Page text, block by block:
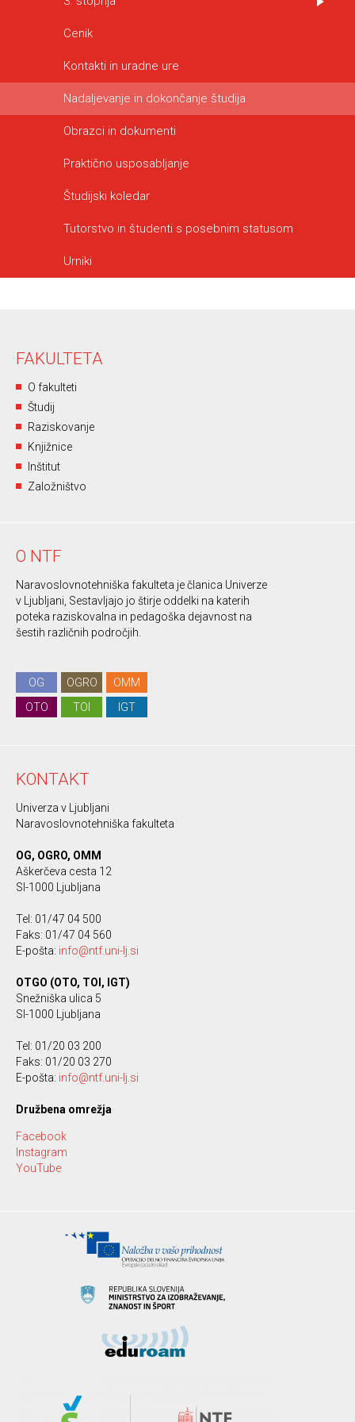
Cenik
Kontakti in uradne ure
Nadaljevanje in dokončanje študija
Obrazci in dokumenti
Praktično usposabljanje
Študijski koledar
Tutorstvo in študenti s posebnim statusom
Urniki
FAKULTETA
O fakulteti
Študij
Raziskovanje
Knjižnice
Inštitut
Založništvo
O NTF
Naravoslovnotehniška fakulteta je članica Univerze
v Ljubljani, Sestavljajo jo štirje oddelki na katerih
poteka raziskovalna in pedagoška dejavnost na
šestih različnih področjih.
OG OGRO
OMM
OTO
TOI IGT
KONTAKT
Univerza v Ljubljani
Naravoslovnotehniška fakulteta
OG, OGRO, OMM
Aškerčeva cesta 12
SI-1000 Ljubljana
Tel: 01/47 04 500
Faks: 01/47 04 560
E-pošta: info@ntf.uni-lj.si
OTGO (OTO, TOI, IGT)
Snežniška ulica 5
SI-1000 Ljubljana
Tel: 01/20 03 200
Faks: 01/20 03 270
E-pošta: info@ntf.uni-lj.si
Družbena omrežja
Facebook
Instagram
YouTube